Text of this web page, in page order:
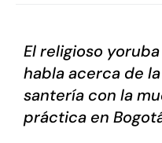
El religioso
habla acerca de
santería con la
práctica en